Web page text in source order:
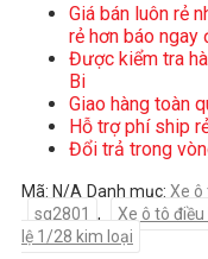
Giá bán luôn rẻ
rẻ hơn báo
Được kiểm tra
Bi
Giao hàng toàn
Hỗ trợ phí ship
Đổi trả trong
Mã: N/A Danh mục: Xe ô
sg2801
,
Xe ô tô
lệ 1/28 kim loại